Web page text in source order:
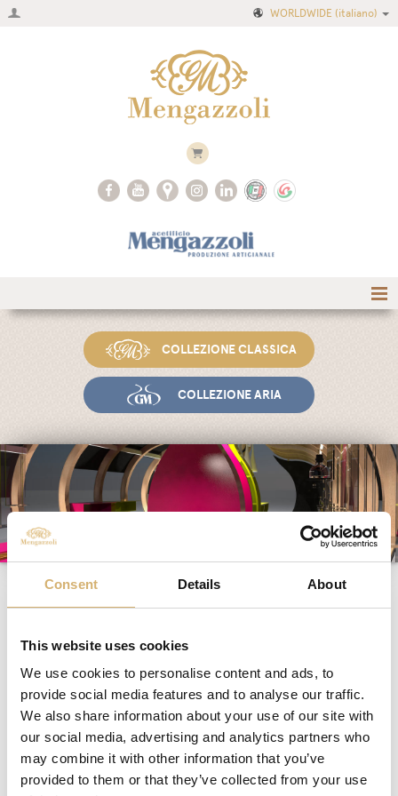
Consent Details About
This website uses cookies
We use cookies to personalise content and ads, to
provide social media features and to analyse our traffic.
We also share information about your use of our site with
our social media, advertising and analytics partners who
may combine it with other information that you’ve
provided to them or that they’ve collected from your use
WORLDWIDE (italiano)
Fiere ed Eventi
Riconoscimenti
News
Egocalo
Mengazzoli TV
Servizio Clienti
COLLEZIONE CLASSICA
COLLEZIONE ARIA
Cheese
15/09/2023 - 18/09/2023